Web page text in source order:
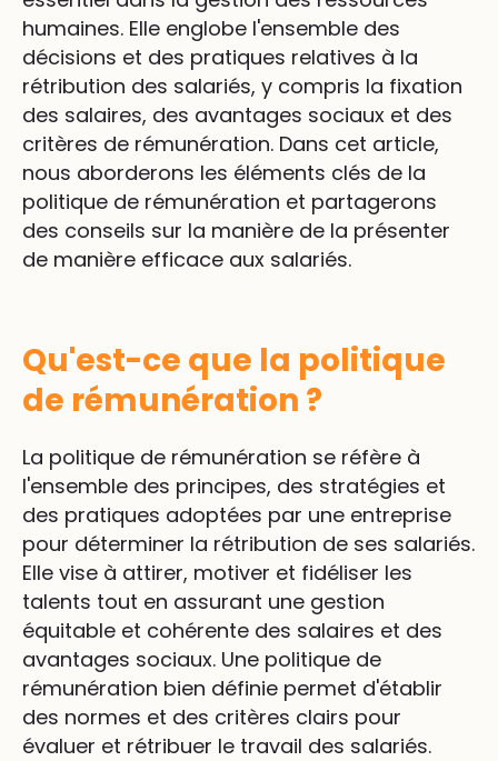
humaines. Elle englobe l'ensemble des
décisions et des pratiques relatives à la
rétribution des salariés, y compris la fixation
des salaires, des avantages sociaux et des
critères de rémunération. Dans cet article,
nous aborderons les éléments clés de la
politique de rémunération et partagerons
des conseils sur la manière de la présenter
de manière efficace aux salariés.
Qu'est-ce que la politique
de rémunération ?
La politique de rémunération se réfère à
l'ensemble des principes, des stratégies et
des pratiques adoptées par une entreprise
pour déterminer la rétribution de ses salariés.
Elle vise à attirer, motiver et fidéliser les
talents tout en assurant une gestion
équitable et cohérente des salaires et des
avantages sociaux. Une politique de
rémunération bien définie permet d'établir
des normes et des critères clairs pour
évaluer et rétribuer le travail des salariés.